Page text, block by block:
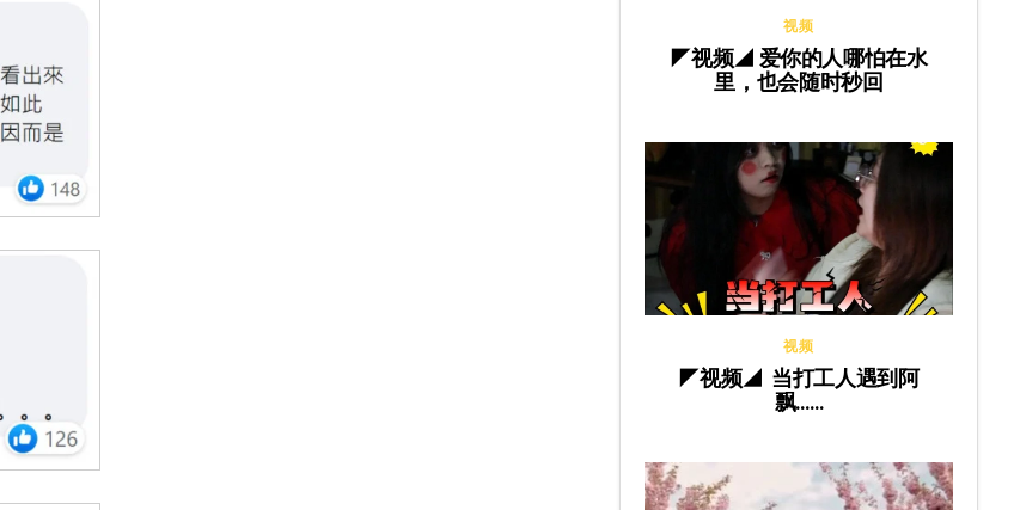
视频
◤视频◢ 爱你的人哪怕在水
里，也会随时秒回
视频
◤视频◢ 当打工人遇到阿
飘……